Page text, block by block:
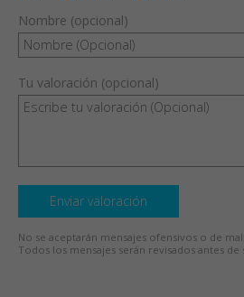
Nombre (opcional)
Tu valoración (opcional)
Enviar valoración
No se aceptarán mensajes ofensivos o de
Todos los mensajes serán revisados antes de